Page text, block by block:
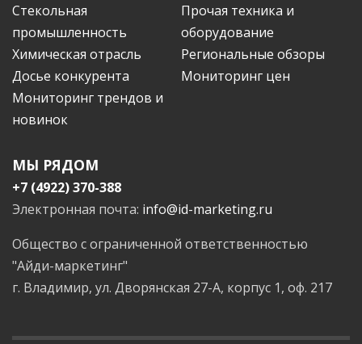
Стекольная
промышленность
Прочая техника и
оборудование
Химическая отрасль
Региональные обзоры
Досье конкурента
Мониторинг цен
Мониторинг трендов и
новинок
МЫ РЯДОМ
+7 (4922) 370-388
Электронная почта: info@id-marketing.ru
Общество с ограниченной ответственностью
"Айди-маркетинг"
г. Владимир, ул. Дворянская 27-А, корпус 1, оф. 217